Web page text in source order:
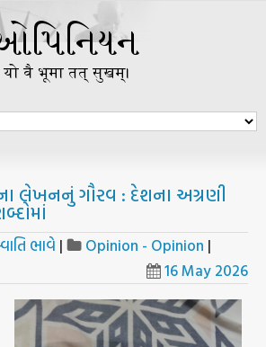
લેખનનું ગૌરવ : દેશના અગ્રણી
ભાવે | Opinion - Opinion |
16 May 2026